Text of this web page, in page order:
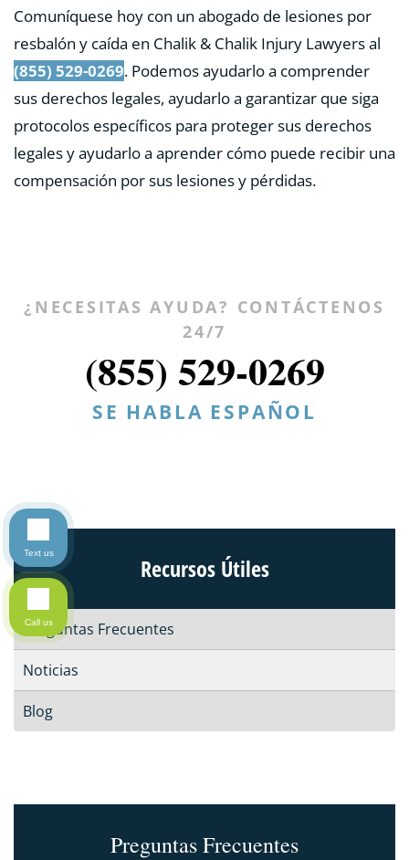
Comuníquese hoy con un abogado de lesiones por
resbalón y caída en Chalik & Chalik Injury Lawyers al
(855) 529-0269. Podemos ayudarlo a comprender
sus derechos legales, ayudarlo a garantizar que siga
protocolos específicos para proteger sus derechos
legales y ayudarlo a aprender cómo puede recibir una
compensación por sus lesiones y pérdidas.
¿NECESITAS AYUDA? CONTÁCTENOS
24/7
(855) 529-0269
SE HABLA ESPAÑOL
Recursos Útiles
Preguntas Frecuentes
Noticias
Blog
Preguntas Frecuentes
Text us
Call us